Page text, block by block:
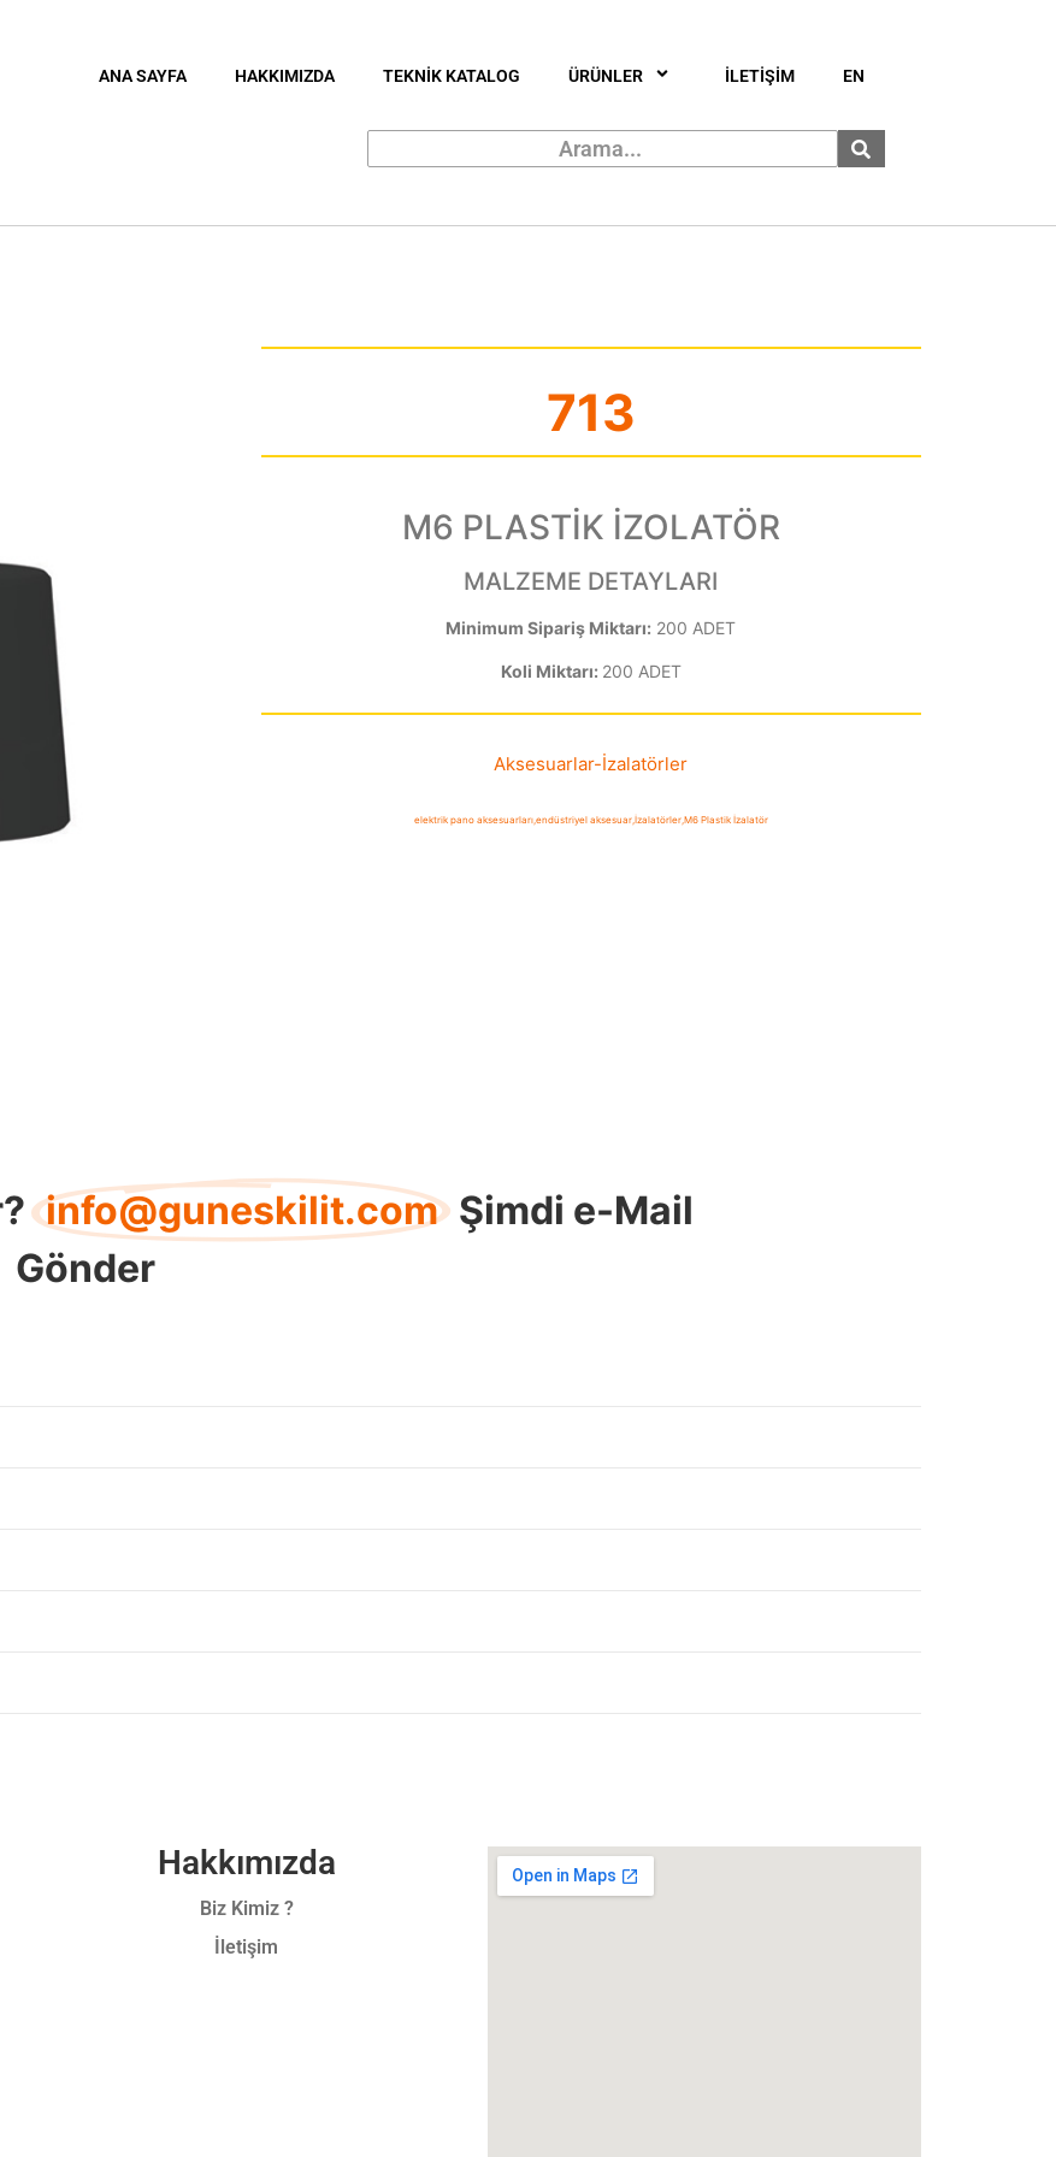
ANA SAYFA HAKKIMIZDA TEKNİK KATALOG ÜRÜNLER İLETİŞİM EN
713
M6 PLASTİK İZOLATÖR
MALZEME DETAYLARI
Minimum Sipariş Miktarı: 200 ADET
Koli Miktarı: 200 ADET
Aksesuarlar-İzalatörler
elektrik pano aksesuarları,endüstriyel aksesuar,İzalatörler,M6 Plastik İzalatör
info@guneskilit.com Şimdi e-Mail
Gönder
Hakkımızda
Biz Kimiz ?
İletişim